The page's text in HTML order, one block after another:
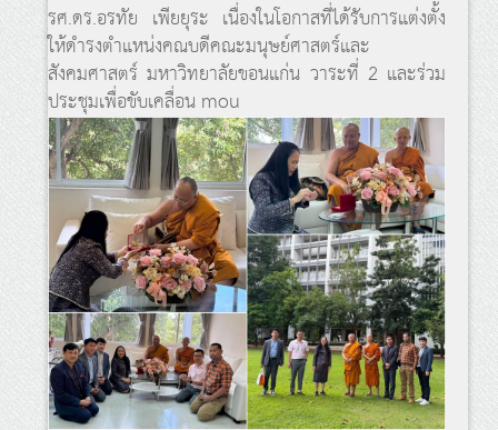
รศ.ดร.อรทัย เพียยุระ เนื่องในโอกาสที่ได้รับการแต่งตั้ง
ให้ดำรงตำแหน่งคณบดีคณะมนุษย์ศาสตร์และ
สังคมศาสตร์ มหาวิทยาลัยขอนแก่น วาระที่ 2 และร่วม
ประชุมเพื่อขับเคลื่อน mou